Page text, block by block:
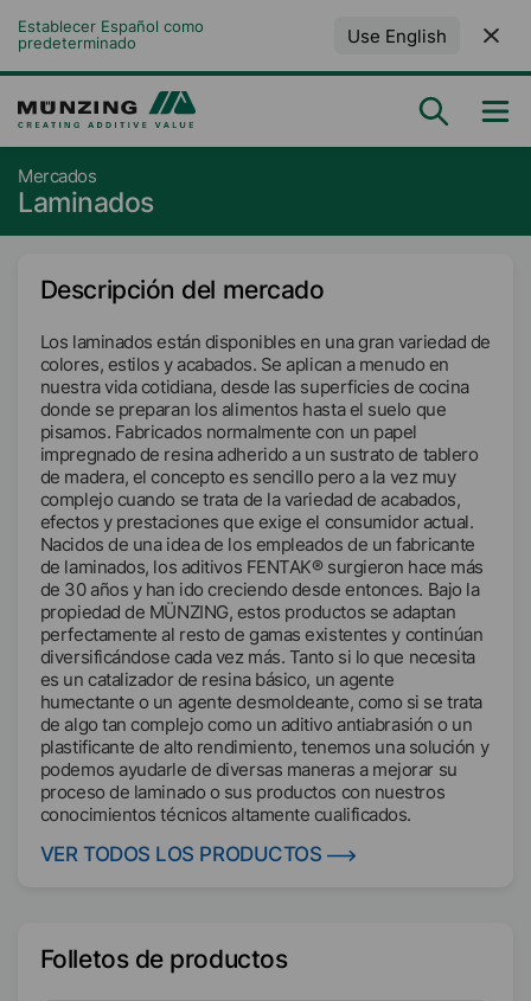
Establecer Español como
predeterminado
Use English
Mercados
Laminados
Descripción del mercado
Los laminados están disponibles en una gran variedad de
colores, estilos y acabados. Se aplican a menudo en
nuestra vida cotidiana, desde las superficies de cocina
donde se preparan los alimentos hasta el suelo que
pisamos. Fabricados normalmente con un papel
impregnado de resina adherido a un sustrato de tablero
de madera, el concepto es sencillo pero a la vez muy
complejo cuando se trata de la variedad de acabados,
efectos y prestaciones que exige el consumidor actual.
Nacidos de una idea de los empleados de un fabricante
de laminados, los aditivos FENTAK® surgieron hace más
de 30 años y han ido creciendo desde entonces. Bajo la
propiedad de MÜNZING, estos productos se adaptan
perfectamente al resto de gamas existentes y continúan
diversificándose cada vez más. Tanto si lo que necesita
es un catalizador de resina básico, un agente
humectante o un agente desmoldeante, como si se trata
de algo tan complejo como un aditivo antiabrasión o un
plastificante de alto rendimiento, tenemos una solución y
podemos ayudarle de diversas maneras a mejorar su
proceso de laminado o sus productos con nuestros
conocimientos técnicos altamente cualificados.
VER TODOS LOS PRODUCTOS
Folletos de productos